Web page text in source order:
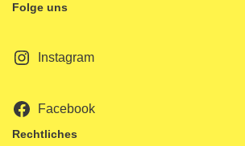
Folge uns
Instagram
Facebook
Rechtliches